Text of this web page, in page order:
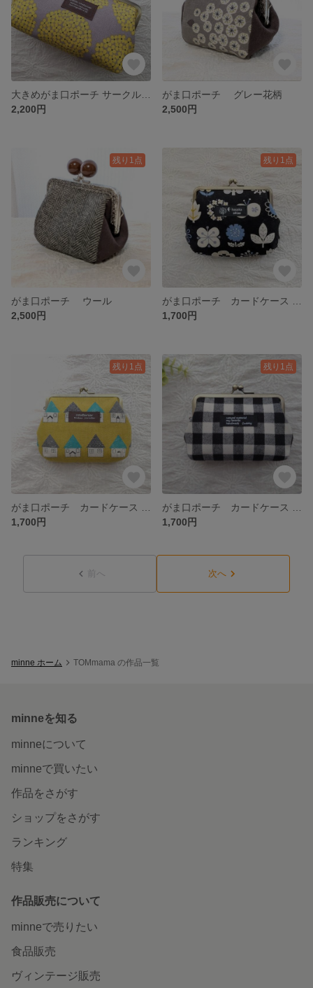
2,200円
がま口ポーチ グレー花柄
2,500円
残り1点
がま口ポーチ ウール
2,500円
残り1点
1,700円
残り1点
1,700円
残り1点
1,700円
前へ 次へ
minne ホーム TOMmama の作品一覧
minneを知る
minneについて
minneで買いたい
作品をさがす
ショップをさがす
ランキング
特集
作品販売について
minneで売りたい
食品販売
ヴィンテージ販売